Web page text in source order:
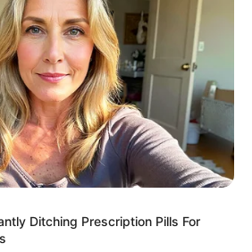
não seja especificamente de uma
Comunitários de Saúde e Agentes
ela retrata o que está ocorrendo entre
os trabalhadores/as. Estejam
Ditching Prescription Pills For